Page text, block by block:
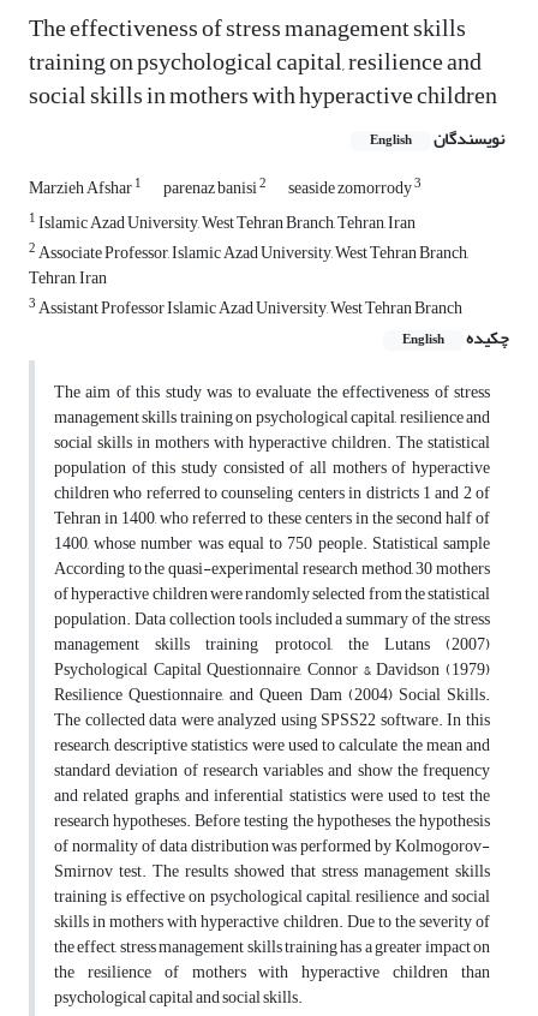
The effectiveness of stress management skills
training on psychological capital, resilience and
social skills in mothers with hyperactive children
نویسندگان English
Marzieh Afshar1 parenaz banisi2 seaside zomorrody3
1Islamic Azad University, West Tehran Branch, Tehran, Iran
2Associate Professor, Islamic Azad University, West Tehran Branch,
Tehran, Iran
3Assistant Professor Islamic Azad University, West Tehran Branch
چکیده
English
The aim of this study was to evaluate the effectiveness of stress
management skills training on psychological capital, resilience and
social skills in mothers with hyperactive children. The statistical
population of this study consisted of all mothers of hyperactive
children who referred to counseling centers in districts 1 and 2 of
Tehran in 1400, who referred to these centers in the second half of
1400, whose number was equal to 750 people. Statistical sample
According to the quasi-experimental research method, 30 mothers
of hyperactive children were randomly selected from the statistical
population. Data collection tools included a summary of the stress
management skills training protocol, the Lutans (2007)
Psychological Capital Questionnaire, Connor & Davidson (1979)
Resilience Questionnaire, and Queen Dam (2004) Social Skills.
The collected data were analyzed using SPSS22 software. In this
research, descriptive statistics were used to calculate the mean and
standard deviation of research variables and show the frequency
and related graphs, and inferential statistics were used to test the
research hypotheses. Before testing the hypotheses, the hypothesis
of normality of data distribution was performed by Kolmogorov-
Smirnov test. The results showed that stress management skills
training is effective on psychological capital, resilience and social
skills in mothers with hyperactive children. Due to the severity of
the effect, stress management skills training has a greater impact on
the resilience of mothers with hyperactive children than
psychological capital and social skills.